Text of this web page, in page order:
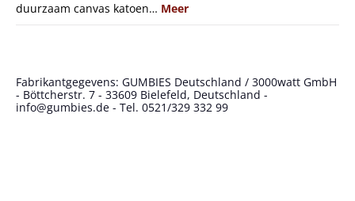
duurzaam canvas katoen… Meer
Fabrikantgegevens: GUMBIES Deutschland / 3000watt GmbH
- Böttcherstr. 7 - 33609 Bielefeld, Deutschland -
info@gumbies.de - Tel. 0521/329 332 99